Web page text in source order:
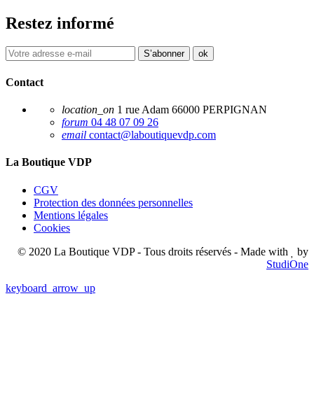
Restez informé
Contact
location_on 1 rue Adam 66000 PERPIGNAN
forum 04 48 07 09 26
email contact@laboutiquevdp.com
La Boutique VDP
CGV
Protection des données personnelles
Mentions légales
Cookies
© 2020 La Boutique VDP - Tous droits réservés - Made with
by
StudiOne
keyboard_arrow_up